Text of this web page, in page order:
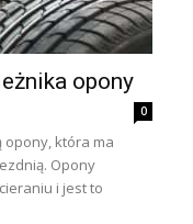
opony
0
opony, która ma
Opony
i jest to